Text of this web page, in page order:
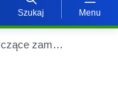
Szukaj Menu
Szczegóły dotyczące zamówień